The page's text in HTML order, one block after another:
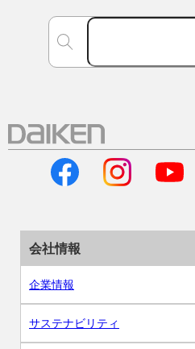
会社情報
企業情報
サステナビリティ